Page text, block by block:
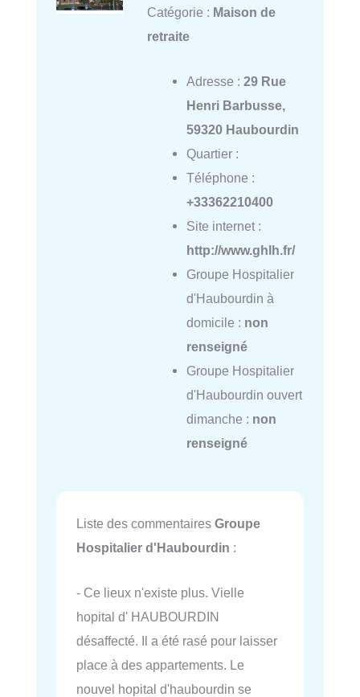
Catégorie : Maison de
retraite
Adresse : 29 Rue
Henri Barbusse,
59320 Haubourdin
Quartier :
Téléphone :
+33362210400
Site internet :
http://www.ghlh.fr/
Groupe Hospitalier
d'Haubourdin à
domicile : non
renseigné
Groupe Hospitalier
d'Haubourdin ouvert
dimanche : non
renseigné
Liste des commentaires Groupe
Hospitalier d'Haubourdin :
- Ce lieux n'existe plus. Vielle
hopital d' HAUBOURDIN
désaffecté. Il a été rasé pour laisser
place à des appartements. Le
nouvel hopital d'haubourdin se